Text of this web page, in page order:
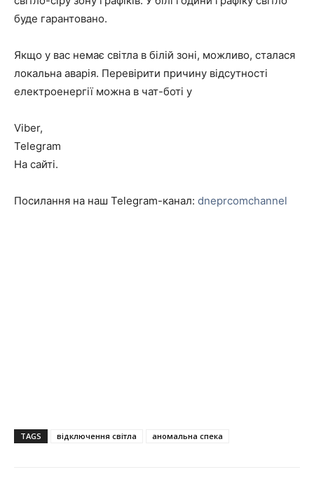
буде гарантовано.
Якщо у вас немає світла в білій зоні, можливо, сталася
локальна аварія. Перевірити причину відсутності
електроенергії можна в чат-боті у
Viber,
Telegram
На сайті.
Посилання на наш Telegram-канал: dneprcomchannel
TAGS відключення світла аномальна спека